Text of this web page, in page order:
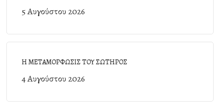
5 Αυγούστου 2026
Η ΜΕΤΑΜΟΡΦΩΣΙΣ ΤΟΥ ΣΩΤΗΡΟΣ
4 Αυγούστου 2026